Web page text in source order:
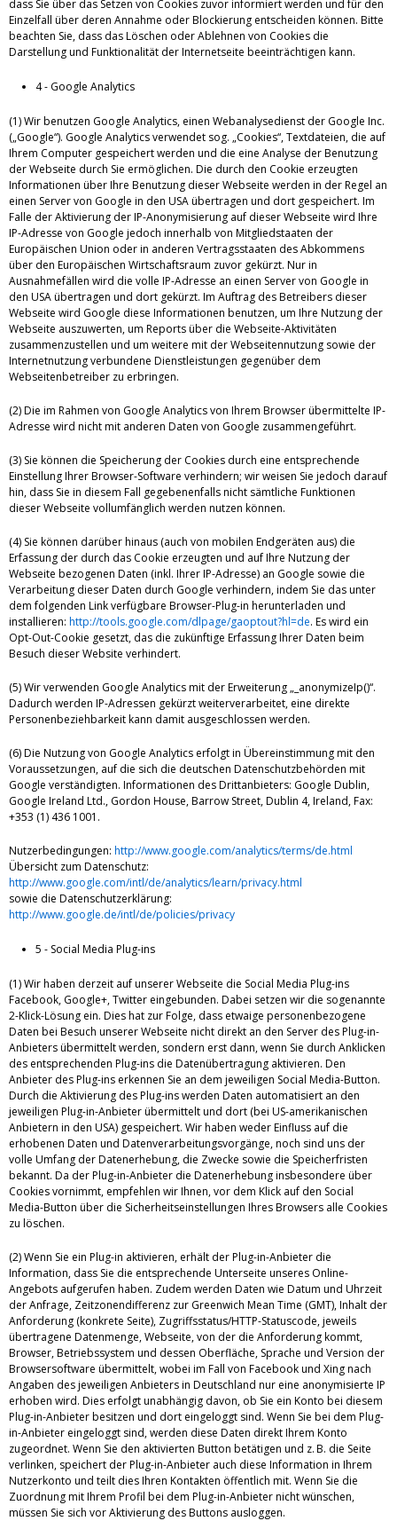
dass Sie über das Setzen von Cookies zuvor informiert werden und für den
Einzelfall über deren Annahme oder Blockierung entscheiden können. Bitte
beachten Sie, dass das Löschen oder Ablehnen von Cookies die
Darstellung und Funktionalität der Internetseite beeinträchtigen kann.
4 - Google Analytics
(1) Wir benutzen Google Analytics, einen Webanalysedienst der Google Inc.
(„Google“). Google Analytics verwendet sog. „Cookies“, Textdateien, die auf
Ihrem Computer gespeichert werden und die eine Analyse der Benutzung
der Webseite durch Sie ermöglichen. Die durch den Cookie erzeugten
Informationen über Ihre Benutzung dieser Webseite werden in der Regel an
einen Server von Google in den USA übertragen und dort gespeichert. Im
Falle der Aktivierung der IP-Anonymisierung auf dieser Webseite wird Ihre
IP-Adresse von Google jedoch innerhalb von Mitgliedstaaten der
Europäischen Union oder in anderen Vertragsstaaten des Abkommens
über den Europäischen Wirtschaftsraum zuvor gekürzt. Nur in
Ausnahmefällen wird die volle IP-Adresse an einen Server von Google in
den USA übertragen und dort gekürzt. Im Auftrag des Betreibers dieser
Webseite wird Google diese Informationen benutzen, um Ihre Nutzung der
Webseite auszuwerten, um Reports über die Webseite-Aktivitäten
zusammenzustellen und um weitere mit der Webseitennutzung sowie der
Internetnutzung verbundene Dienstleistungen gegenüber dem
Webseitenbetreiber zu erbringen.
(2) Die im Rahmen von Google Analytics von Ihrem Browser übermittelte IP-
Adresse wird nicht mit anderen Daten von Google zusammengeführt.
(3) Sie können die Speicherung der Cookies durch eine entsprechende
Einstellung Ihrer Browser-Software verhindern; wir weisen Sie jedoch darauf
hin, dass Sie in diesem Fall gegebenenfalls nicht sämtliche Funktionen
dieser Webseite vollumfänglich werden nutzen können.
(4) Sie können darüber hinaus (auch von mobilen Endgeräten aus) die
Erfassung der durch das Cookie erzeugten und auf Ihre Nutzung der
Webseite bezogenen Daten (inkl. Ihrer IP-Adresse) an Google sowie die
Verarbeitung dieser Daten durch Google verhindern, indem Sie das unter
dem folgenden Link verfügbare Browser-Plug-in herunterladen und
installieren: http://tools.google.com/dlpage/gaoptout?hl=de. Es wird ein
Opt-Out-Cookie gesetzt, das die zukünftige Erfassung Ihrer Daten beim
Besuch dieser Website verhindert.
(5) Wir verwenden Google Analytics mit der Erweiterung „_anonymizeIp()“.
Dadurch werden IP-Adressen gekürzt weiterverarbeitet, eine direkte
Personenbeziehbarkeit kann damit ausgeschlossen werden.
(6) Die Nutzung von Google Analytics erfolgt in Übereinstimmung mit den
Voraussetzungen, auf die sich die deutschen Datenschutzbehörden mit
Google verständigten. Informationen des Drittanbieters: Google Dublin,
Google Ireland Ltd., Gordon House, Barrow Street, Dublin 4, Ireland, Fax:
+353 (1) 436 1001.
Nutzerbedingungen: http://www.google.com/analytics/terms/de.html
Übersicht zum Datenschutz:
http://www.google.com/intl/de/analytics/learn/privacy.html
sowie die Datenschutzerklärung:
http://www.google.de/intl/de/policies/privacy
5 - Social Media Plug-ins
(1) Wir haben derzeit auf unserer Webseite die Social Media Plug-ins
Facebook, Google+, Twitter eingebunden. Dabei setzen wir die sogenannte
2-Klick-Lösung ein. Dies hat zur Folge, dass etwaige personenbezogene
Daten bei Besuch unserer Webseite nicht direkt an den Server des Plug-in-
Anbieters übermittelt werden, sondern erst dann, wenn Sie durch Anklicken
des entsprechenden Plug-ins die Datenübertragung aktivieren. Den
Anbieter des Plug-ins erkennen Sie an dem jeweiligen Social Media-Button.
Durch die Aktivierung des Plug-ins werden Daten automatisiert an den
jeweiligen Plug-in-Anbieter übermittelt und dort (bei US-amerikanischen
Anbietern in den USA) gespeichert. Wir haben weder Einfluss auf die
erhobenen Daten und Datenverarbeitungsvorgänge, noch sind uns der
volle Umfang der Datenerhebung, die Zwecke sowie die Speicherfristen
bekannt. Da der Plug-in-Anbieter die Datenerhebung insbesondere über
Cookies vornimmt, empfehlen wir Ihnen, vor dem Klick auf den Social
Media-Button über die Sicherheitseinstellungen Ihres Browsers alle Cookies
zu löschen.
(2) Wenn Sie ein Plug-in aktivieren, erhält der Plug-in-Anbieter die
Information, dass Sie die entsprechende Unterseite unseres Online-
Angebots aufgerufen haben. Zudem werden Daten wie Datum und Uhrzeit
der Anfrage, Zeitzonendifferenz zur Greenwich Mean Time (GMT), Inhalt der
Anforderung (konkrete Seite), Zugriffsstatus/HTTP-Statuscode, jeweils
übertragene Datenmenge, Webseite, von der die Anforderung kommt,
Browser, Betriebssystem und dessen Oberfläche, Sprache und Version der
Browsersoftware übermittelt, wobei im Fall von Facebook und Xing nach
Angaben des jeweiligen Anbieters in Deutschland nur eine anonymisierte IP
erhoben wird. Dies erfolgt unabhängig davon, ob Sie ein Konto bei diesem
Plug-in-Anbieter besitzen und dort eingeloggt sind. Wenn Sie bei dem Plug-
in-Anbieter eingeloggt sind, werden diese Daten direkt Ihrem Konto
zugeordnet. Wenn Sie den aktivierten Button betätigen und z. B. die Seite
verlinken, speichert der Plug-in-Anbieter auch diese Information in Ihrem
Nutzerkonto und teilt dies Ihren Kontakten öffentlich mit. Wenn Sie die
Zuordnung mit Ihrem Profil bei dem Plug-in-Anbieter nicht wünschen,
müssen Sie sich vor Aktivierung des Buttons ausloggen.